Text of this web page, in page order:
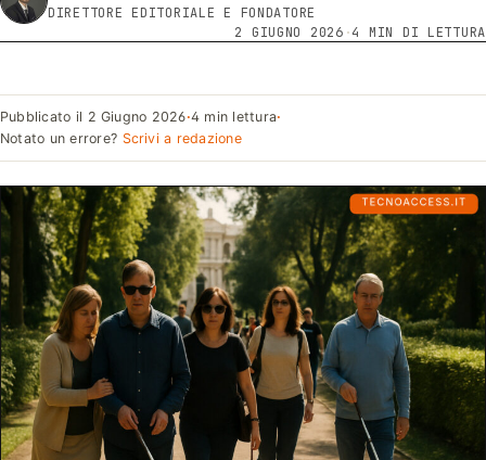
DIRETTORE EDITORIALE E FONDATORE
2 GIUGNO 2026 ·4 MIN DI LETTURA
Pubblicato il 2 Giugno 2026·4 min lettura·
Notato un errore? Scrivi a redazione